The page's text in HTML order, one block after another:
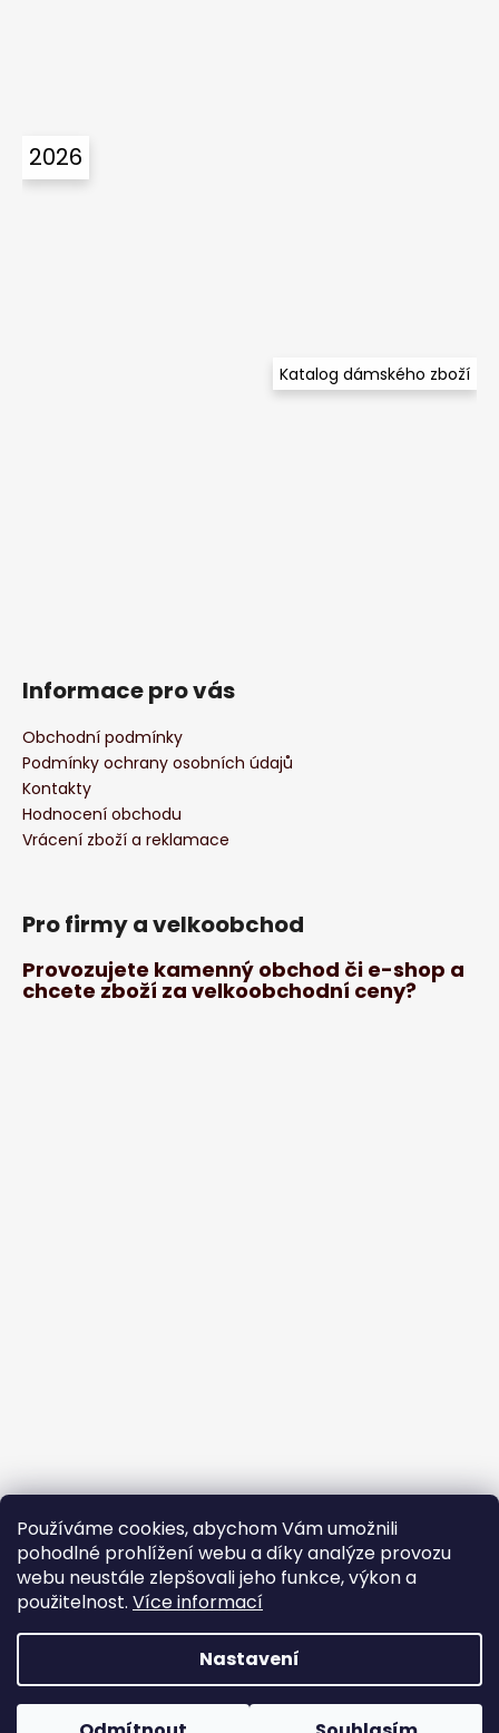
Používáme cookies, abychom Vám umožnili
pohodlné prohlížení webu a díky analýze provozu
webu neustále zlepšovali jeho funkce, výkon a
použitelnost. Více informací
Nastavení
2026
Katalog dámského zboží
Informace pro vás
Obchodní podmínky
Podmínky ochrany osobních údajů
Kontakty
Hodnocení obchodu
Vrácení zboží a reklamace
Pro firmy a velkoobchod
Provozujete kamenný obchod či e-shop a
chcete zboží za velkoobchodní ceny?
Copyright 2026Cambag. Všechna práva vyhrazena.